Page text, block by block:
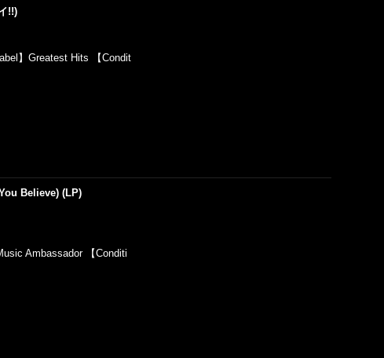
!!)
】Greatest Hits 【Condit
Believe) (LP)
Ambassador 【Conditi